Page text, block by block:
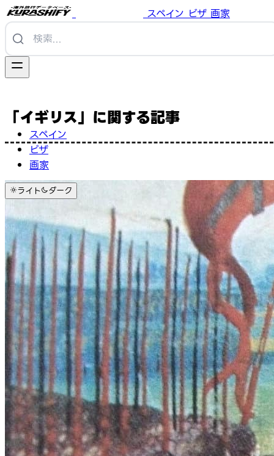
スペイン ビザ 画家
スペイン
ビザ
画家
ライト ダーク
「イギリス」に関する記事